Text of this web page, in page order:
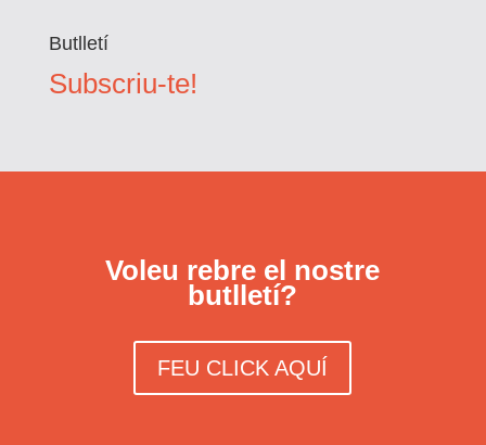
Butlletí
Subscriu-te!
Voleu rebre el nostre
butlletí?
FEU CLICK AQUÍ